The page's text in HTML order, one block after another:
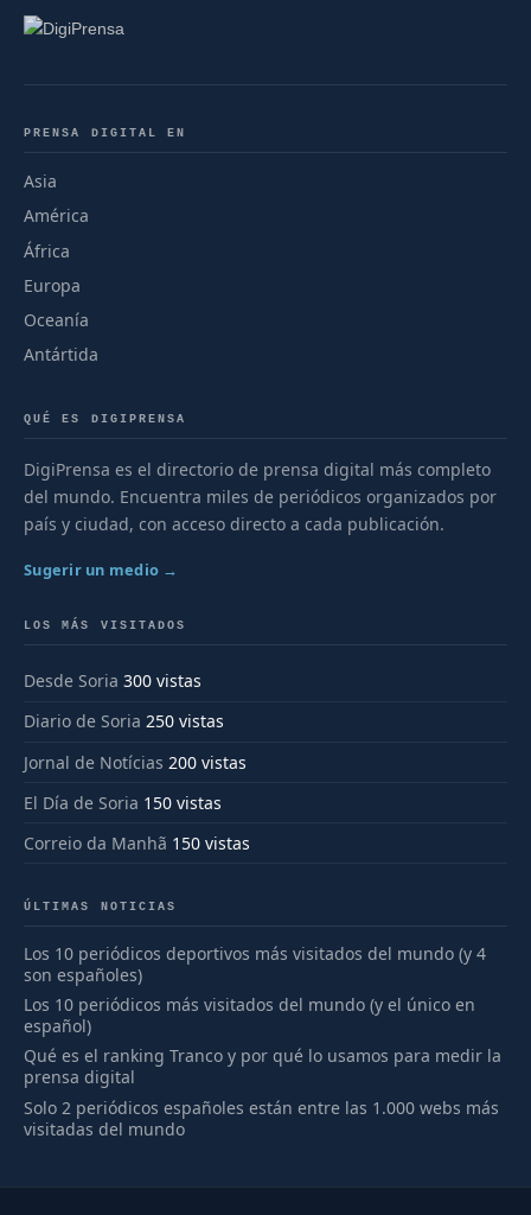
PRENSA DIGITAL EN
Asia
América
África
Europa
Oceanía
Antártida
QUÉ ES DIGIPRENSA
DigiPrensa es el directorio de prensa digital más completo
del mundo. Encuentra miles de periódicos organizados por
país y ciudad, con acceso directo a cada publicación.
Sugerir un medio →
LOS MÁS VISITADOS
Desde Soria 300 vistas
Diario de Soria 250 vistas
Jornal de Notícias 200 vistas
El Día de Soria 150 vistas
Correio da Manhã 150 vistas
ÚLTIMAS NOTICIAS
Los 10 periódicos deportivos más visitados del mundo (y 4
son españoles)
Los 10 periódicos más visitados del mundo (y el único en
español)
Qué es el ranking Tranco y por qué lo usamos para medir la
prensa digital
Solo 2 periódicos españoles están entre las 1.000 webs más
visitadas del mundo